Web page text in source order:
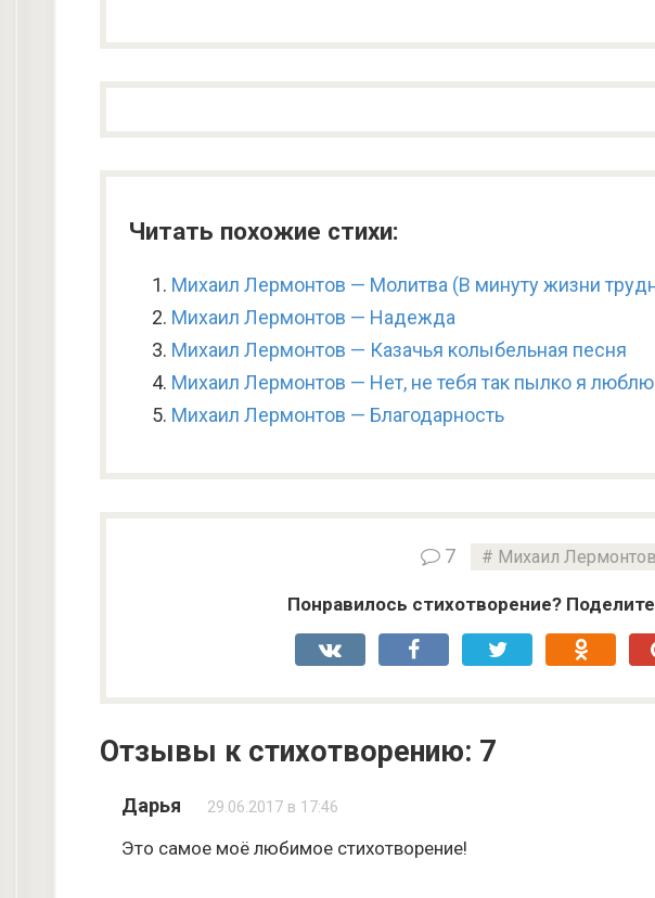
Читать похожие стихи:
Михаил Лермонтов — Молитва (В минуту жизни
Михаил Лермонтов — Надежда
Михаил Лермонтов — Казачья колыбельная песня
Михаил Лермонтов — Нет, не тебя так пылко я люблю
Михаил Лермонтов — Благодарность
7 Михаил Лермонтов
Понравилось стихотворение?
Отзывы к стихотворению: 7
Дарья 29.06.2017 в 17:46
Это самое моё любимое стихотворение!